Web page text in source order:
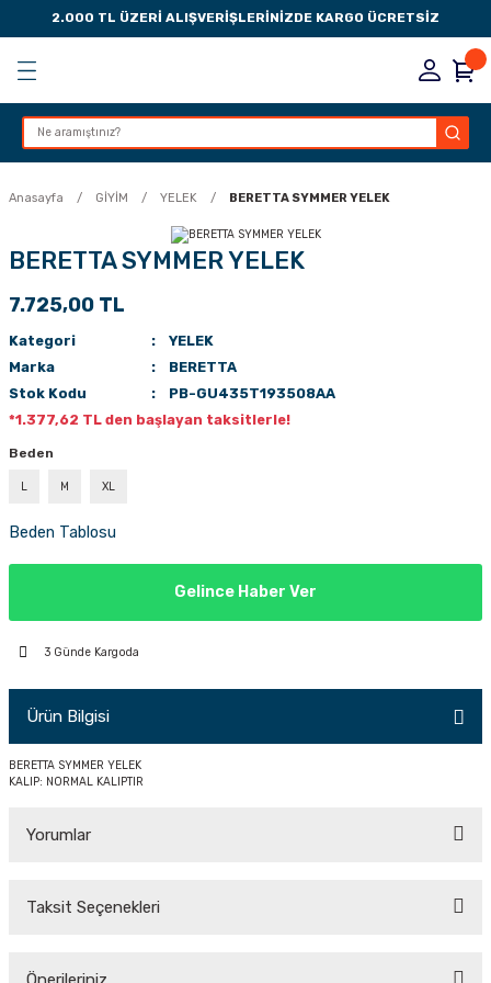
2.000 TL ÜZERİ ALIŞVERİŞLERİNİZDE KARGO ÜCRETSİZ
Geri Dön
Geri Dön
Geri Dön
Geri Dön
MANDALI
Anasayfa GİYİM YELEK BERETTA SYMMER YELEK
BERETTA SYMMER YELEK
7.725,00 TL
Kategori
YELEK
Marka
BERETTA
Stok Kodu
PB-GU435T193508AA
*1.377,62 TL den başlayan taksitlerle!
Beden
L M XL
Beden Tablosu
Gelince Haber Ver
3 Günde Kargoda
Ürün Bilgisi
BERETTA SYMMER YELEK
KALIP: NORMAL KALIPTIR
Yorumlar
Taksit Seçenekleri